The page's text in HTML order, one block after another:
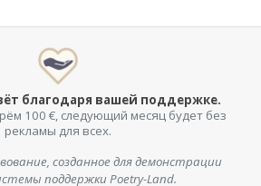
благодаря вашей поддержке.
100 €, следующий месяц будет без
рекламы для всех.
созданное для демонстрации
поддержки Poetry-Land.